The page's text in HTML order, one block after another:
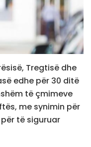
Tregtisë dhe
edhe për 30 ditë
të çmimeve
me synimin për
të siguruar